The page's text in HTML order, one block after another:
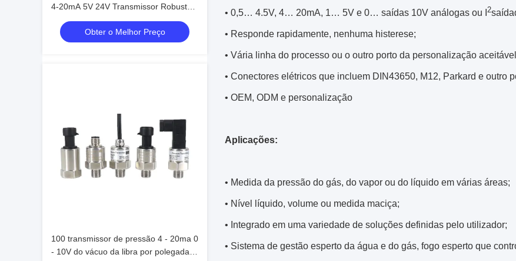
4-20mA 5V 24V Transmissor Robusto
Projetado para Desempenho de
Monitoramento de Pressão de Longo
Prazo
Obter o Melhor Preço
100 transmissor de pressão 4 - 20ma 0
- 10V do vácuo da libra por polegada
• 0,5… 4.5V, 4… 20mA, 1… 5V e 0… saídas 10V análogas ou I 2
• Responde rapidamente, nenhuma histerese;
• Vária linha do processo ou o outro porto da personalização
• Conectores elétricos que incluem DIN43650, M12, Parkard e outro
• OEM, ODM e personalização
Aplicações:
• Medida da pressão do gás, do vapor ou do líquido em várias áreas;
• Nível líquido, volume ou medida maciça;
• Integrado em uma variedade de soluções definidas pelo utilizador;
• Sistema de gestão esperto da água e do gás, fogo esperto que